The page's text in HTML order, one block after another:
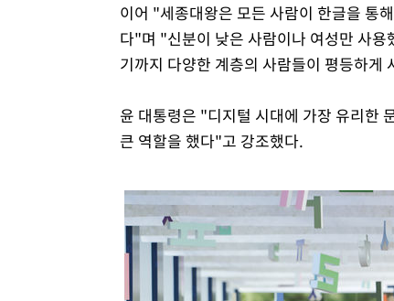
이어 "세종대왕은 모든 사람이 한글을 통
다"며 "신분이 낮은 사람이나 여성만 사
기까지 다양한 계층의 사람들이 평등하게
윤 대통령은 "디지털 시대에 가장 유리한
큰 역할을 했다"고 강조했다.